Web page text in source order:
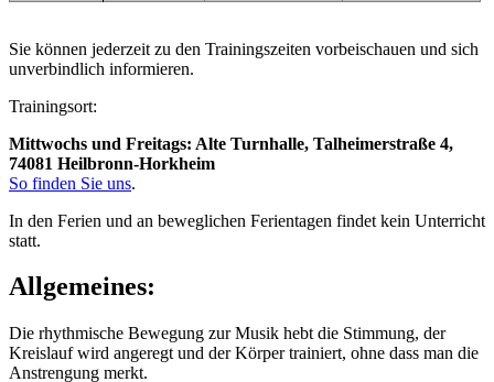
Sie können jederzeit zu den Trainingszeiten vorbeischauen und sich
unverbindlich informieren.
Trainingsort:
Mittwochs und Freitags: Alte Turnhalle, Talheimerstraße 4,
74081 Heilbronn-Horkheim
So finden Sie uns.
In den Ferien und an beweglichen Ferientagen findet kein Unterricht
statt.
Allgemeines:
Die rhythmische Bewegung zur Musik hebt die Stimmung, der
Kreislauf wird angeregt und der Körper trainiert, ohne dass man die
Anstrengung merkt.